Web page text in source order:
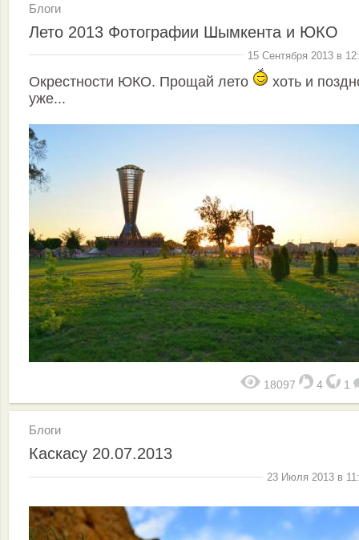
Блоги
Лето 2013 Фотографии Шымкента и ЮКО
15 Сентября 2013 в
Окрестности ЮКО. Прощай лето
хоть и
уже...
18097 4 1
Блоги
Каскасу 20.07.2013
23 Июля 2013 в